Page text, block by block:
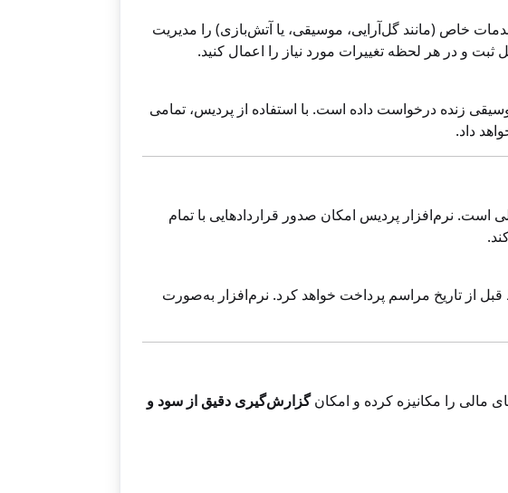
خاص (مانند گل‌آرایی، موسیقی، یا آتش‌بازی) را مدیریت
ثبت و در هر لحظه تغییرات مورد نیاز را اعمال کنید.
زنده درخواست داده است. با استفاده از پردیس، تمامی
داد.
است. نرم‌افزار پردیس امکان صدور قراردادهایی با تمام
قسط قبل از تاریخ مراسم پرداخت خواهد کرد. نرم‌افزار به‌صورت
مالی را مکانیزه کرده و امکانگزارش‌گیری دقیق از سود و